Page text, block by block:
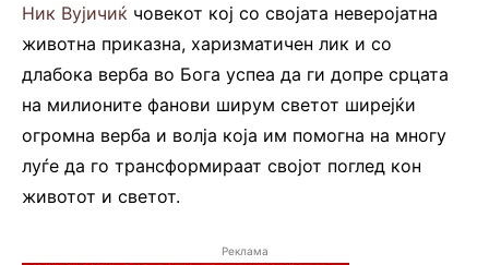
Ник Вујичиќ човекот кој со својата неверојатна
животна приказна, харизматичен лик и со
длабока верба во Бога успеа да ги допре срцата
на милионите фанови ширум светот ширејќи
огромна верба и волја која им помогна на многу
луѓе да го трансформираат својот поглед кон
животот и светот.
Реклама